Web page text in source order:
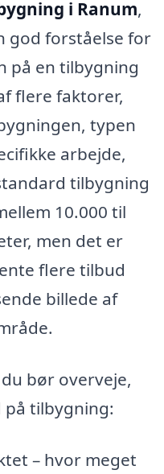
i Ranum,
god forståelse for
på en tilbygning
flere faktorer,
typen
arbejde,
tilbygning
10.000 til
men det er
flere tilbud
billede af
bør overveje,
tilbygning:
– hvor meget